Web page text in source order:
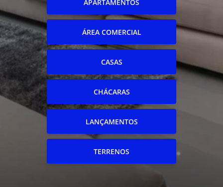
APARTAMENTOS
ÁREA COMERCIAL
CASAS
CHÁCARAS
LANÇAMENTOS
TERRENOS